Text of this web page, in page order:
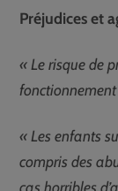
Préjudices et
« Le risque de
fonctionnement
« Les enfants
compris des
cas horribles